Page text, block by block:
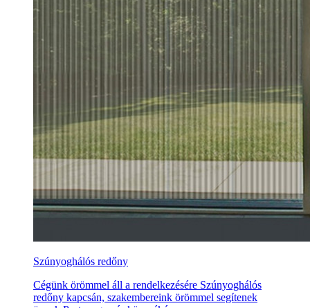
Szúnyoghálós redőny
Cégünk örömmel áll a rendelkezésére Szúnyoghálós
redőny kapcsán, szakembereink örömmel segítenek